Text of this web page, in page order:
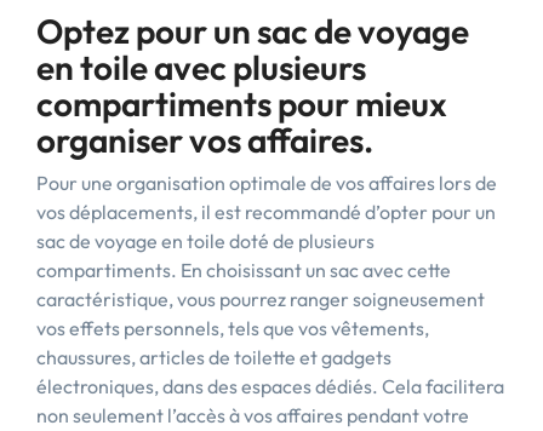
Optez pour un sac de voyage
en toile avec plusieurs
compartiments pour mieux
organiser vos affaires.
Pour une organisation optimale de vos affaires lors de
vos déplacements, il est recommandé d’opter pour un
sac de voyage en toile doté de plusieurs
compartiments. En choisissant un sac avec cette
caractéristique, vous pourrez ranger soigneusement
vos effets personnels, tels que vos vêtements,
chaussures, articles de toilette et gadgets
électroniques, dans des espaces dédiés. Cela facilitera
non seulement l’accès à vos affaires pendant votre